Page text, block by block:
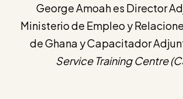
George Amoah es Director
Ministerio de Empleo y
de Ghana y Capacitador
Service Training Centre